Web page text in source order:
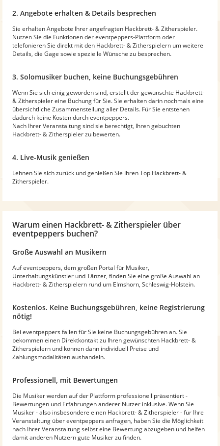
2. Angebote erhalten & Details besprechen
Sie erhalten Angebote Ihrer angefragten Hackbrett- & Zitherspieler.
Nutzen Sie die Funktionen der eventpeppers-Plattform oder
telefonieren Sie direkt mit den Hackbrett- & Zitherspielern um weitere
Details, die Gage sowie spezielle Wünsche zu besprechen.
3. Solomusiker buchen, keine Buchungsgebühren
Wenn Sie sich einig geworden sind, erstellt der gewünschte Hackbrett-
& Zitherspieler eine Buchung für Sie. Sie erhalten darin nochmals eine
übersichtliche Zusammenstellung aller Details. Für Sie entstehen
dadurch keine Kosten durch eventpeppers.
Nach Ihrer Veranstaltung sind sie berechtigt, Ihren gebuchten
Hackbrett- & Zitherspieler zu bewerten.
4. Live-Musik genießen
Lehnen Sie sich zurück und genießen Sie Ihren Top Hackbrett- &
Zitherspieler.
Warum einen Hackbrett- & Zitherspieler über
eventpeppers buchen?
Große Auswahl an Musikern
Auf eventpeppers, dem großen Portal für Musiker,
Unterhaltungskünstler und Tänzer, finden Sie eine große Auswahl an
Hackbrett- & Zitherspielern rund um Elmshorn, Schleswig-Holstein.
Kostenlos. Keine Buchungsgebühren, keine Registrierung
nötig!
Bei eventpeppers fallen für Sie keine Buchungsgebühren an. Sie
bekommen einen Direktkontakt zu Ihren gewünschten Hackbrett- &
Zitherspielern und können dann individuell Preise und
Zahlungsmodalitäten aushandeln.
Professionell, mit Bewertungen
Die Musiker werden auf der Plattform professionell präsentiert -
Bewertungen und Erfahrungen anderer Nutzer inklusive. Wenn Sie
Musiker - also insbesondere einen Hackbrett- & Zitherspieler - für Ihre
Veranstaltung über eventpeppers anfragen, haben Sie die Möglichkeit
nach Ihrer Veranstaltung selbst eine Bewertung abzugeben und helfen
damit anderen Nutzern gute Musiker zu finden.